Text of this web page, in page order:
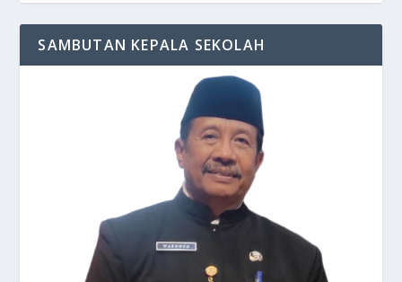
SAMBUTAN KEPALA SEKOLAH